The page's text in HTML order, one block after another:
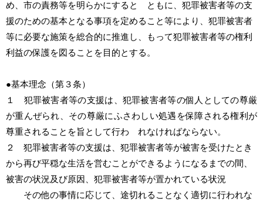
め、市の責務等を明らかにすると ともに、犯罪被害者等の支
援のための基本となる事項を定めること等により、犯罪被害者
等に必要な施策を総合的に推進し、もって犯罪被害者等の権利
利益の保護を図ることを目的とする。
●基本理念（第３条）
１ 犯罪被害者等の支援は、犯罪被害者等の個人としての尊厳
が重んぜられ、その尊厳にふさわしい処遇を保障される権利が
尊重されることを旨として行わ れなければならない。
２ 犯罪被害者等の支援は、犯罪被害者等が被害を受けたとき
から再び平穏な生活を営むことができるようになるまでの間、
被害の状況及び原因、犯罪被害者等が置かれている状況
その他の事情に応じて、途切れることなく適切に行われな